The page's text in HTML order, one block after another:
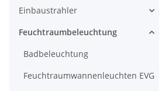
Einbaustrahler
Feuchtraumbeleuchtung
Badbeleuchtung
Feuchtraumwannenleuchten EVG